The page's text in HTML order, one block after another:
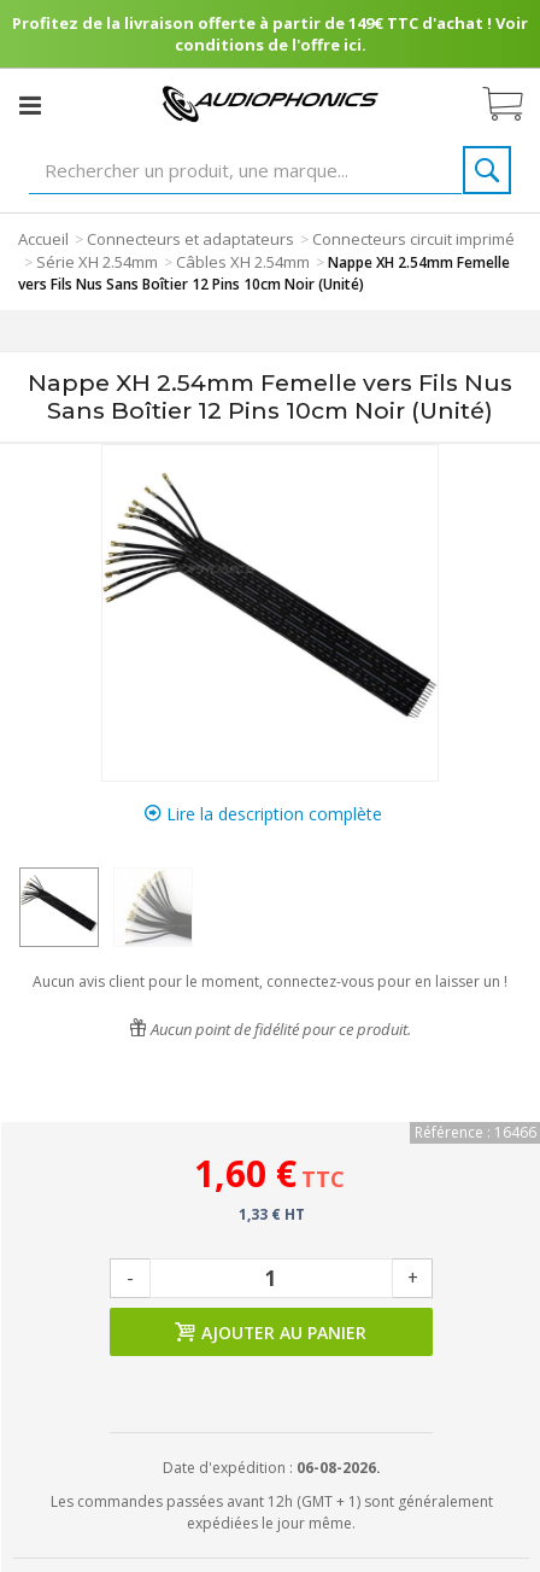
Profitez de la livraison offerte à partir de 149€ TTC d'achat ! Voir
conditions de l'offre ici.
Accueil > Connecteurs et adaptateurs > Connecteurs circuit imprimé
> Série XH 2.54mm > Câbles XH 2.54mm >Nappe XH 2.54mm Femelle
vers Fils Nus Sans Boîtier 12 Pins 10cm Noir (Unité)
Nappe XH 2.54mm Femelle vers Fils Nus
Sans Boîtier 12 Pins 10cm Noir (Unité)
Lire la description complète
Aucun avis client pour le moment, connectez-vous pour en laisser un !
Aucun point de fidélité pour ce produit.
Référence : 16466
1,60 € TTC
1,33 € HT
- +
AJOUTER AU PANIER
Date d'expédition : 06-08-2026.
Les commandes passées avant 12h (GMT + 1) sont généralement
expédiées le jour même.